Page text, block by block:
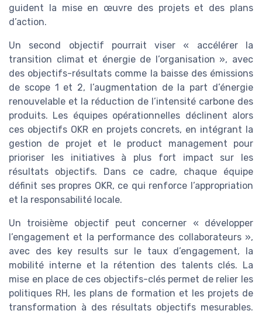
guident la mise en œuvre des projets et des plans
d’action.
Un second objectif pourrait viser « accélérer la
transition climat et énergie de l’organisation », avec
des objectifs-résultats comme la baisse des émissions
de scope 1 et 2, l’augmentation de la part d’énergie
renouvelable et la réduction de l’intensité carbone des
produits. Les équipes opérationnelles déclinent alors
ces objectifs OKR en projets concrets, en intégrant la
gestion de projet et le product management pour
prioriser les initiatives à plus fort impact sur les
résultats objectifs. Dans ce cadre, chaque équipe
définit ses propres OKR, ce qui renforce l’appropriation
et la responsabilité locale.
Un troisième objectif peut concerner « développer
l’engagement et la performance des collaborateurs »,
avec des key results sur le taux d’engagement, la
mobilité interne et la rétention des talents clés. La
mise en place de ces objectifs-clés permet de relier les
politiques RH, les plans de formation et les projets de
transformation à des résultats objectifs mesurables.